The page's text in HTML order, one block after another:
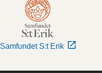
Samfundet S:t Erik